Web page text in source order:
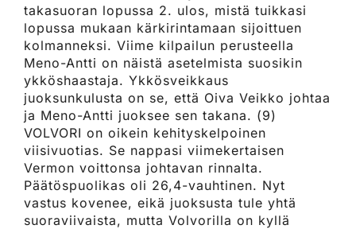
takasuoran lopussa 2. ulos, mistä tuikkasi
lopussa mukaan kärkirintamaan sijoittuen
kolmanneksi. Viime kilpailun perusteella
Meno-Antti on näistä asetelmista suosikin
ykköshaastaja. Ykkösveikkaus
juoksunkulusta on se, että Oiva Veikko johtaa
ja Meno-Antti juoksee sen takana. (9)
VOLVORI on oikein kehityskelpoinen
viisivuotias. Se nappasi viimekertaisen
Vermon voittonsa johtavan rinnalta.
Päätöspuolikas oli 26,4-vauhtinen. Nyt
vastus kovenee, eikä juoksusta tule yhtä
suoraviivaista, mutta Volvorilla on kyllä